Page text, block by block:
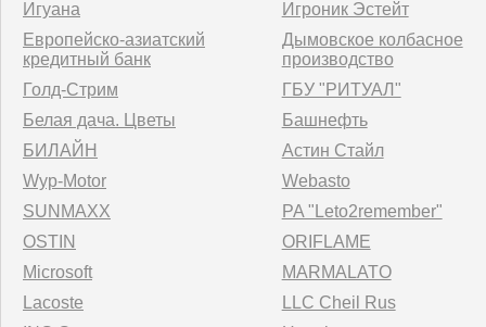
Игуана
Игроник Эстейт
Европейско-азиатский
кредитный банк
Дымовское колбасное
производство
Голд-Стрим
ГБУ "РИТУАЛ"
Белая дача. Цветы
Башнефть
БИЛАЙН
Астин Стайл
Wyp-Motor
Webasto
SUNMAXX
PA "Leto2remember"
OSTIN
ORIFLAME
Microsoft
MARMALATO
Lacoste
LLC Cheil Rus